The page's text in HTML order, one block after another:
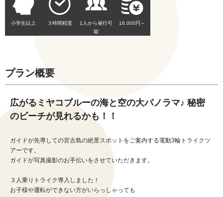
小学生以上 ３時間程度
1人から催行可
能
16,000円～
プラン概要
広がるミヤコブルーの海と空の大パノラマ♪ ​秘密
のビーチが見れるかも！！
ガイドが先導しての宮古島の絶景スポットをご案内する電動3輪トライクツ
アーです。
ガイドが写真撮影のお手伝いをさせていただきます。
３人乗りトライク導入しました！
お子様や運転ができない方がいらっしゃっても